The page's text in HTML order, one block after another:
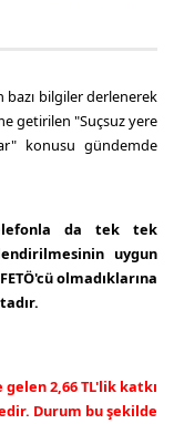
bazı bilgiler derlenerek
getirilen "Suçsuz yere
konusu gündemde
da tek tek
uygun
olmadıklarına
2,66 TL'lik katkı
Durum bu şekilde